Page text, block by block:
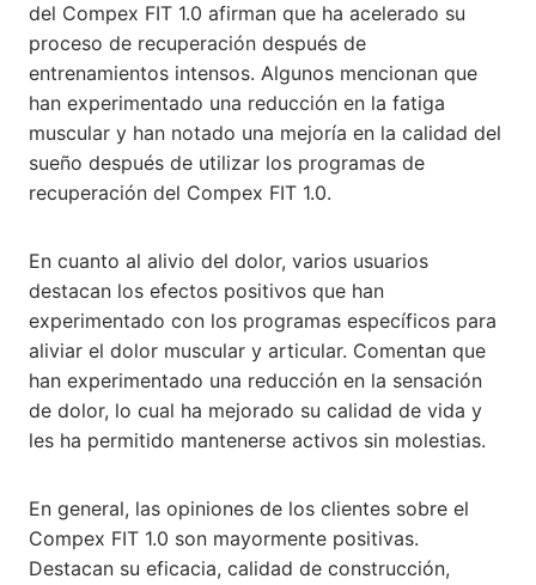
del Compex FIT 1.0 afirman que ha acelerado su
proceso de recuperación después de
entrenamientos intensos. Algunos mencionan que
han experimentado una reducción en la fatiga
muscular y han notado una mejoría en la calidad del
sueño después de utilizar los programas de
recuperación del Compex FIT 1.0.
En cuanto al alivio del dolor, varios usuarios
destacan los efectos positivos que han
experimentado con los programas específicos para
aliviar el dolor muscular y articular. Comentan que
han experimentado una reducción en la sensación
de dolor, lo cual ha mejorado su calidad de vida y
les ha permitido mantenerse activos sin molestias.
En general, las opiniones de los clientes sobre el
Compex FIT 1.0 son mayormente positivas.
Destacan su eficacia, calidad de construcción,